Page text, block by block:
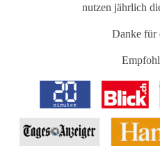
nutzen jährlich
Danke für